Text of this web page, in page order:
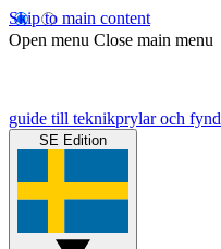
Skip to main content
Open menu Close main menu
guide till teknikprylar och fynd
SE Edition